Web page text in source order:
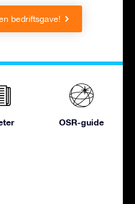
bedriftsgave!
OSR-guide